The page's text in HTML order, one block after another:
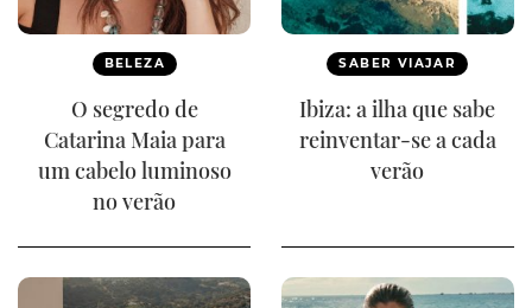
BELEZA
O segredo de
Catarina Maia para
um cabelo luminoso
no verão
SABER VIAJAR
Ibiza: a ilha que sabe
reinventar-se a cada
verão